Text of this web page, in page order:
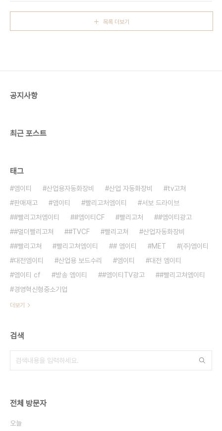
목록 더보기
공지사항
최근 포스트
태그
엠이티 산업용자동화장비 산업 자동화장비
tv고쳐
판매재고
앰이티 빨리고처엠이티
서보 드라이브
#빨리고처엠이티
#엠이티CF 빨리고처
#엠이티광고
#멀더빨리고쳐
#TVCF 빨리고쳐
산업자동화장비
#빨리고쳐
빨리고쳐엠이티 # 엠이티 MET
(주)엠이티
대전엠이티
산업용 보드수리 엠이티
대전 엠이티
엠이티 cf
방송 엠이티 #엠이티TV광고
#빨리고쳐엠이티
경영혁신형중소기업
더보기
검색
전체 방문자
오늘